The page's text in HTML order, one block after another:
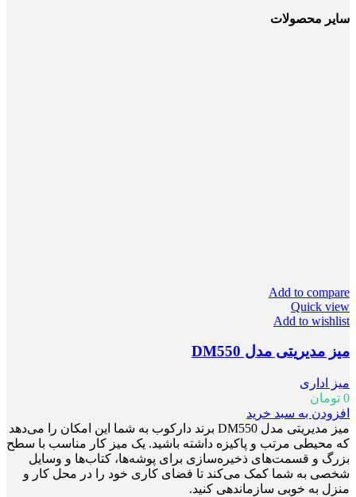
سایر محصولات
Add to compare
Quick view
Add to wishlist
میز مدیریتی مدل DM550
میز اداری
0 تومان
افزودن به سبد خرید
میز مدیریتی مدل DM550 برند دارکوب به شما این امکان را می‌دهد
که محیطی مرتب و پاکیزه داشته باشید. یک میز کار مناسب با سطح
بزرگ و قسمت‌های ذخیره‌سازی برای پوشه‌ها، کتاب‌ها و وسایل
شخصی به شما کمک می‌کند تا فضای کاری خود را در محل کار و
منزل به خوبی سازماندهی کنید.